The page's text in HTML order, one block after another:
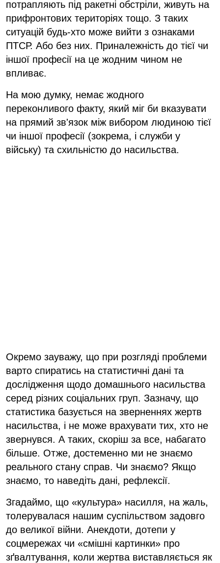
потрапляють під ракетні обстріли, живуть на
прифронтових територіях тощо. З таких
ситуацій будь-хто може вийти з ознаками
ПТСР. Або без них. Приналежність до тієї чи
іншої професії на це жодним чином не
впливає.
На мою думку, немає жодного
переконливого факту, який міг би вказувати
на прямий зв'язок між вибором людиною тієї
чи іншої професії (зокрема, і служби у
війську) та схильністю до насильства.
Окремо зауважу, що при розгляді проблеми
варто спиратись на статистичні дані та
дослідження щодо домашнього насильства
серед різних соціальних груп. Зазначу, що
статистика базується на зверненнях жертв
насильства, і не може врахувати тих, хто не
звернувся. А таких, скоріш за все, набагато
більше. Отже, достеменно ми не знаємо
реального стану справ. Чи знаємо? Якщо
знаємо, то наведіть дані, рефлексії.
Згадаймо, що «культура» насилля, на жаль,
толерувалася нашим суспільством задовго
до великої війни. Анекдоти, дотепи у
соцмережах чи «смішні картинки» про
зґвалтування, коли жертва виставляється як